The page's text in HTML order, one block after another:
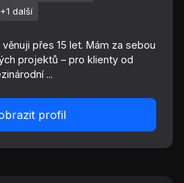
+1 další
přes 15 let. Mám za sebou
projektů – pro klienty od
...
profil